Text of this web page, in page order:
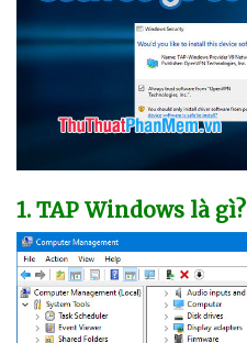
1. TAP Windows là gì?